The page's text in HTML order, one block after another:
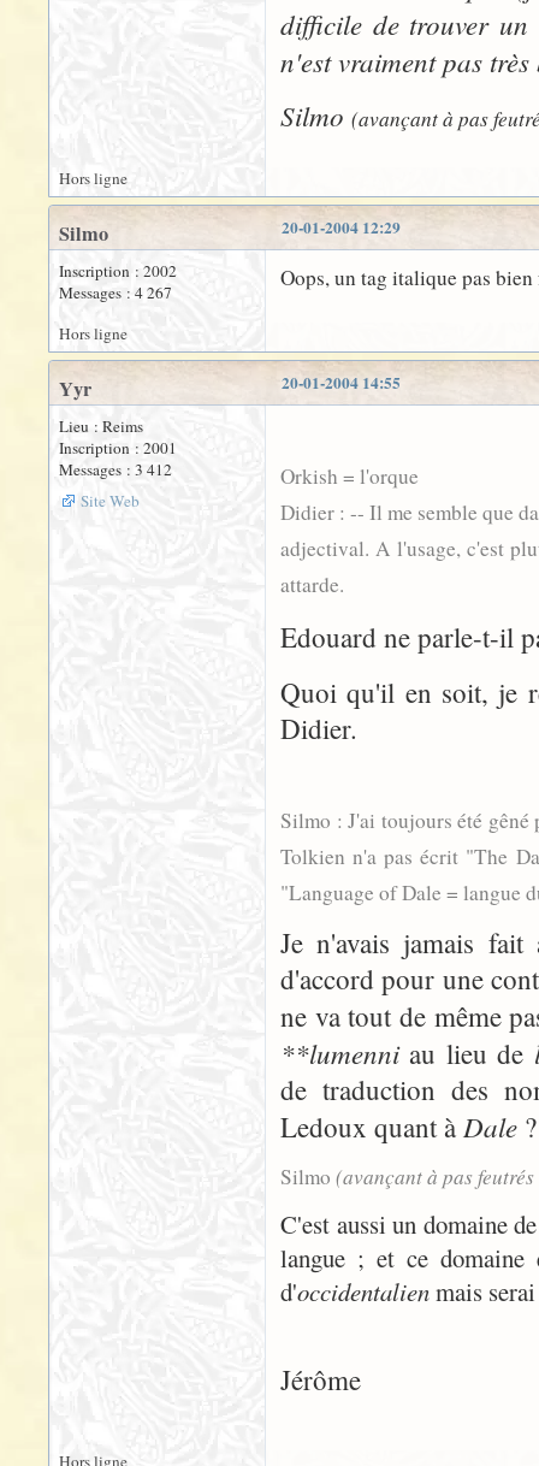
difficile de trouver
n'est vraiment pas
Silmo (avançant à pas
Hors ligne
20-01-2004 12:29
Silmo
Inscription : 2002
Messages : 4 267
Oops, un tag italique pas
Hors ligne
20-01-2004 14:55
Yyr
Lieu : Reims
Inscription : 2001
Messages : 3 412
Site Web
Orkish = l'orque
Didier : -- Il me semble que
adjectival. A l'usage, c'est
attarde.
Edouard ne parle-t-il
Quoi qu'il en soit, je
Didier.
Silmo : J'ai toujours été
Tolkien n'a pas écrit "The
"Language of Dale = langue
Je n'avais jamais
d'accord pour une
ne va tout de même
**lumenniau lieu de
de traduction des
Ledoux quant à Dale ?
Silmo (avançant à pas
C'est aussi un domaine
langue ; et ce
d'occidentalienmais
Jérôme
Hors ligne